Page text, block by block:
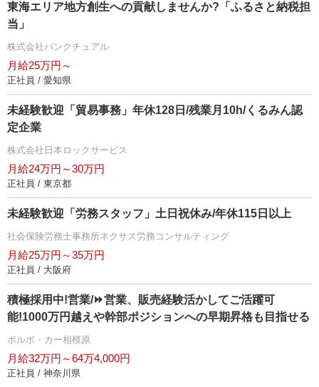
東海エリア地方創生への貢献しませんか?「ふるさと納税担
当」
株式会社パンクチュアル
月給25万円～
正社員 / 愛知県
未経験歓迎「貿易事務」年休128日/残業月10h/くるみん認
定企業
株式会社日本ロックサービス
月給24万円～30万円
正社員 / 東京都
未経験歓迎「労務スタッフ」土日祝休み/年休115日以上
社会保険労務士事務所ネクサス労務コンサルティング
月給25万円～35万円
正社員 / 大阪府
積極採用中!営業/⏩️営業、販売経験活かしてご活躍可
能!1000万円越えや幹部ポジションへの早期昇格も目指せる
ボルボ・カー相模原
月給32万円～64万4,000円
正社員 / 神奈川県